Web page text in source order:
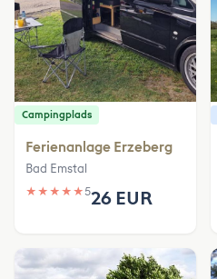
Campingplads
Ferienanlage Erzeberg
Bad Emstal
★ ★ ★ ★ ★526 EUR